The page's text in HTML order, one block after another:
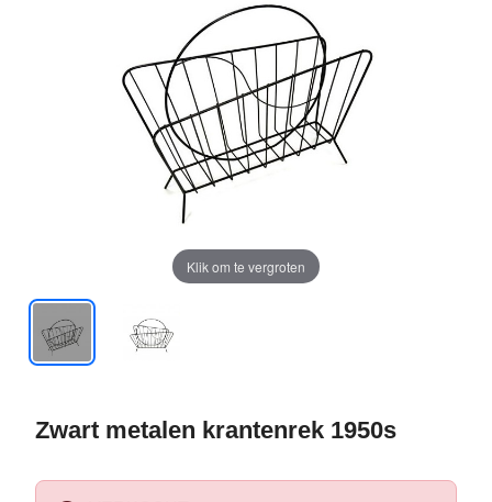
Klik om te vergroten
Zwart metalen krantenrek 1950s